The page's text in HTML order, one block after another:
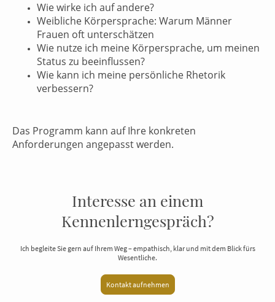
Wie wirke ich auf andere?
Weibliche Körpersprache: Warum Männer
Frauen oft unterschätzen
Wie nutze ich meine Körpersprache, um meinen
Status zu beeinflussen?
Wie kann ich meine persönliche Rhetorik
verbessern?
Das Programm kann auf Ihre konkreten
Anforderungen angepasst werden.
Interesse an einem
Kennenlerngespräch?
Ich begleite Sie gern auf Ihrem Weg – empathisch, klar und mit dem Blick fürs
Wesentliche.
Kontakt aufnehmen